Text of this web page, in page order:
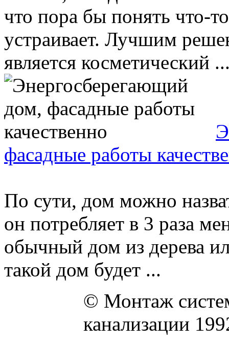
что пора бы понять что-
устраивает. Лучшим
является косметический
фасадные работы
По сути, дом можно
он потребляет в 3 раза
обычный дом из дерева
такой дом будет ...
© Монтаж
канализации